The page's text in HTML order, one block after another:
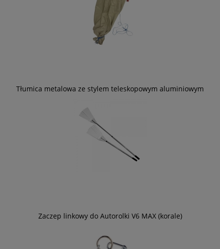
Tłumica metalowa ze stylem teleskopowym aluminiowym
Zaczep linkowy do Autorolki V6 MAX (korale)